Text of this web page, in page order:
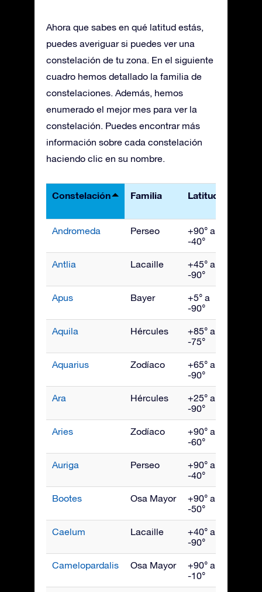
Ahora que sabes en qué latitud estás,
puedes averiguar si puedes ver una
constelación de tu zona. En el siguiente
cuadro hemos detallado la familia de
constelaciones. Además, hemos
enumerado el mejor mes para ver la
constelación. Puedes encontrar más
información sobre cada constelación
haciendo clic en su nombre.
Constelación Familia Latitudes
Andromeda Perseo
+90° a
-40°
Antlia Lacaille
+45° a
-90°
Apus Bayer
+5° a
-90°
Aquila Hércules
+85° a
-75°
Aquarius Zodíaco
+65° a
-90°
Ara Hércules
+25° a
-90°
Aries Zodíaco
+90° a
-60°
Auriga Perseo
+90° a
-40°
Bootes Osa Mayor
+90° a
-50°
Caelum Lacaille
+40° a
-90°
Camelopardalis Osa Mayor
+90° a
-10°